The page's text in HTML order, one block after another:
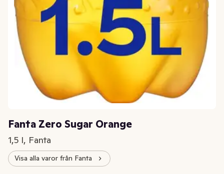
Fanta Zero Sugar Orange
1,5 l, Fanta
Visa alla varor från Fanta